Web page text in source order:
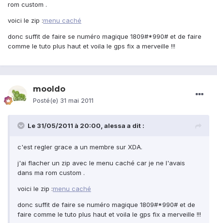
rom custom .
voici le zip :menu caché
donc suffit de faire se numéro magique 1809#*990# et de faire
comme le tuto plus haut et voila le gps fix a merveille !!!
mooldo
Posté(e) 31 mai 2011
Le 31/05/2011 à 20:00, alessa a dit :
c'est regler grace a un membre sur XDA.
j'ai flacher un zip avec le menu caché car je ne l'avais
dans ma rom custom .
voici le zip :menu caché
donc suffit de faire se numéro magique 1809#*990# et de
faire comme le tuto plus haut et voila le gps fix a merveille !!!